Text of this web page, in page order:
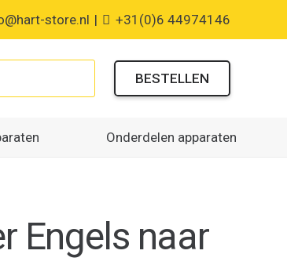
store.nl | +31(0)6 44974146
BESTELLEN
Onderdelen apparaten
Engels naar